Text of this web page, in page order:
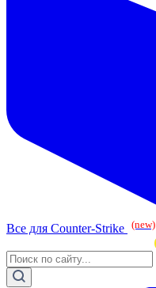
Все для Counter-Strike (new)